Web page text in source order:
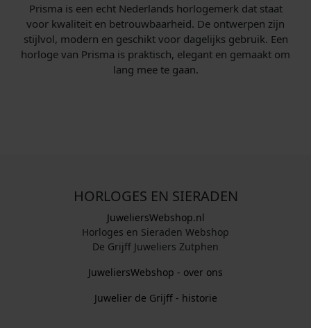
Prisma is een echt Nederlands horlogemerk dat staat
voor kwaliteit en betrouwbaarheid. De ontwerpen zijn
stijlvol, modern en geschikt voor dagelijks gebruik. Een
horloge van Prisma is praktisch, elegant en gemaakt om
lang mee te gaan.
HORLOGES EN SIERADEN
JuweliersWebshop.nl
Horloges en Sieraden Webshop
De Grijff Juweliers Zutphen
JuweliersWebshop - over ons
Juwelier de Grijff - historie